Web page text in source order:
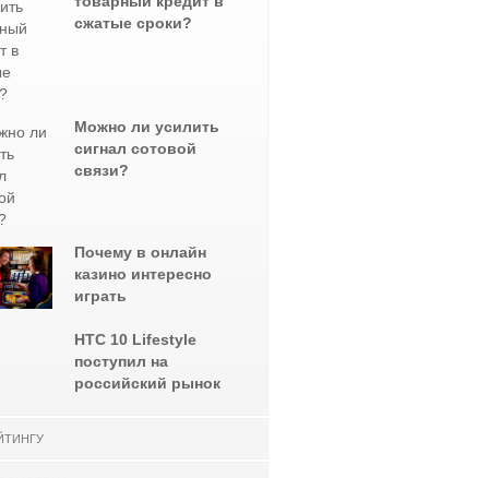
сжатые сроки?
Можно ли усилить
сигнал сотовой
связи?
Почему в онлайн
казино интересно
играть
НТС 10 Lifestyle
поступил на
российский рынок